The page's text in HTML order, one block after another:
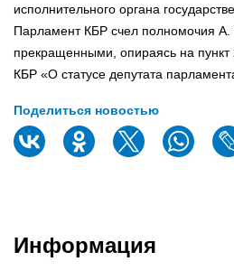
исполнительного органа
Парламент КБР счел полномочия А.
прекращенными, опираясь на пункт
КБР «О статусе депутата
Поделиться новостью
Информация